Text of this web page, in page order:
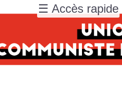
☰ Accès rapide